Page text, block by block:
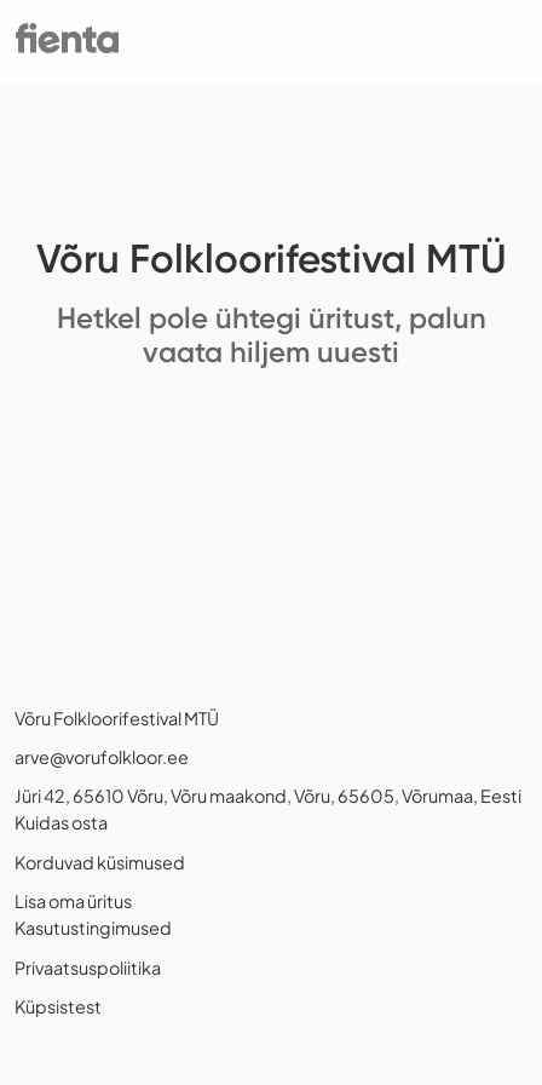
Võru Folkloorifestival MTÜ
Hetkel pole ühtegi üritust, palun
vaata hiljem uuesti
Võru Folkloorifestival MTÜ
arve@vorufolkloor.ee
Jüri 42, 65610 Võru, Võru maakond, Võru, 65605, Võrumaa, Eesti
Kuidas osta
Korduvad küsimused
Lisa oma üritus
Kasutustingimused
Privaatsuspoliitika
Küpsistest